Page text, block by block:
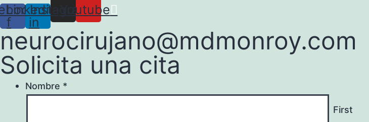
f
Linkedin-
in
Instagram
Youtube
neurocirujano@mdmonroy.com
Solicita una cita
Nombre *
First